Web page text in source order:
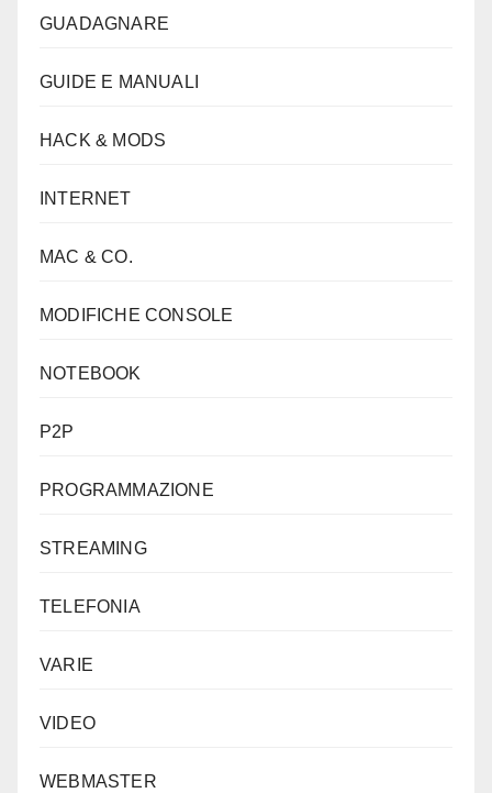
GUADAGNARE
GUIDE E MANUALI
HACK & MODS
INTERNET
MAC & CO.
MODIFICHE CONSOLE
NOTEBOOK
P2P
PROGRAMMAZIONE
STREAMING
TELEFONIA
VARIE
VIDEO
WEBMASTER